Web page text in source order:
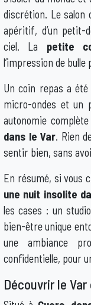
discrétion. Le salon
apéritif, d’un petit-
ciel. La petite
l’impression de
Un coin repas a
micro-ondes et un
autonomie
dans le Var. Rien
sentir bien, sans
En résumé, si vous
une nuit insolite
les cases : un
bien-être unique
une ambiance
confidentielle, pour
Découvrir le